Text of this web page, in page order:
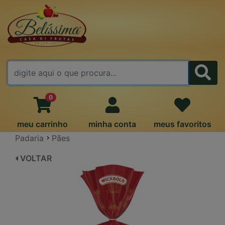
FALE CONOSCO
0
meu carrinho minha conta
meus favoritos
Padaria
Pães
VOLTAR